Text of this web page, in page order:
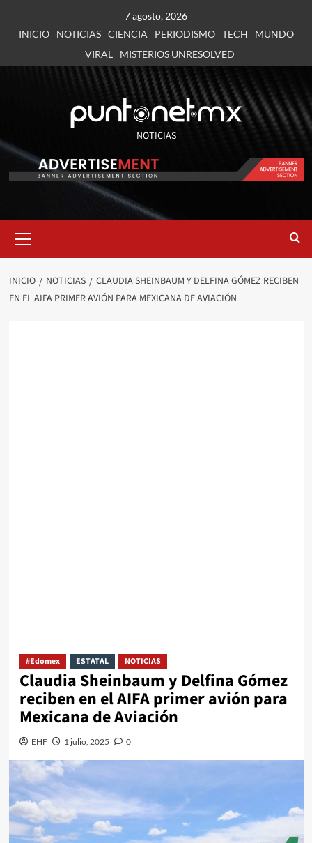
7 agosto, 2026
INICIO
NOTICIAS CIENCIA PERIODISMO TECH
MUNDO
VIRAL
MISTERIOS UNRESOLVED
NOTICIAS
INICIO NOTICIAS
CLAUDIA SHEINBAUM Y DELFINA GÓMEZ RECIBEN
EN EL AIFA PRIMER AVIÓN PARA MEXICANA DE AVIACIÓN
#Edomex ESTATAL NOTICIAS
Claudia Sheinbaum y Delfina Gómez
reciben en el AIFA primer avión para
Mexicana de Aviación
EHF 1 julio, 2025 0